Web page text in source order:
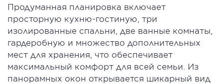
Продуманная планировка включает
просторную кухню-гостиную, три
изолированные спальни, две ванные комнаты,
гардеробную и множество дополнительных
мест для хранения, что обеспечивает
максимальный комфорт для всей семьи. Из
панорамных окон открывается шикарный вид